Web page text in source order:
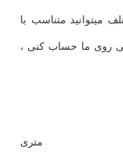
مختلف میتوانید متناسب با
روی ما حساب کنی ،
( 12 متری